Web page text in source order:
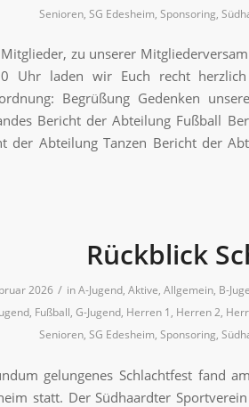
Senioren, SG Edesheim, Sponsoring,
zu unserer
Uhr laden wir Euch recht
Begrüßung Gedenken
Bericht der Abteilung Fußball
der Abteilung Tanzen Bericht der
Rückblick
2026 / inA-Jugend, Aktive, Allgemein, B-
, Fußball, G-Jugend, Herren 1 , Herren 2,
Senioren, SG Edesheim, Sponsoring,
gelungenes Schlachtfest fand
statt. Der Südhaardter